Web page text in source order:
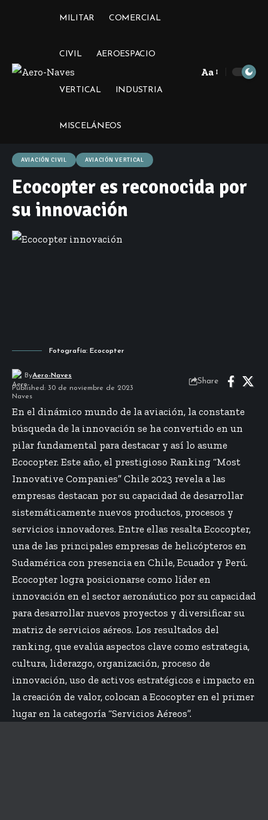
MILITAR COMERCIAL
CIVIL AEROESPACIO
VERTICAL INDUSTRIA
MISCELÁNEOS
Font
Aa
AVIACIÓN CIVIL AVIACIÓN VERTICAL
Ecocopter es reconocida por
su innovación
Fotografía: Ecocopter
ByAero-Naves
Published: 30 de noviembre de 2023
Share
En el dinámico mundo de la aviación, la constante
búsqueda de la innovación se ha convertido en un
pilar fundamental para destacar y así lo asume
Ecocopter. Este año, el prestigioso Ranking “Most
Innovative Companies” Chile 2023 revela a las
empresas destacan por su capacidad de desarrollar
sistemáticamente nuevos productos, procesos y
servicios innovadores. Entre ellas resalta Ecocopter,
una de las principales empresas de helicópteros en
Sudamérica con presencia en Chile, Ecuador y Perú.
Ecocopter logra posicionarse como líder en
innovación en el sector aeronáutico por su capacidad
para desarrollar nuevos proyectos y diversificar su
matriz de servicios aéreos. Los resultados del
ranking, que evalúa aspectos clave como estrategia,
cultura, liderazgo, organización, proceso de
innovación, uso de activos estratégicos e impacto en
la creación de valor, colocan a Ecocopter en el primer
lugar en la categoría “Servicios Aéreos”.